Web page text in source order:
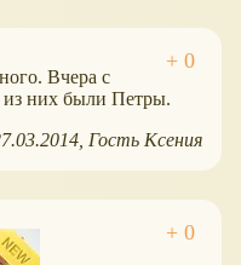
Вчера с
из них были Петры.
Гость Ксения